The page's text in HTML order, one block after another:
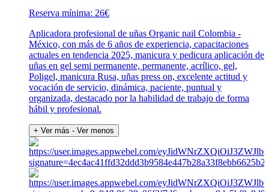
Reserva mínima: 26€
Aplicadora profesional de uñas Organic nail Colombia -
México, con más de 6 años de experiencia, capacitaciones
actuales en tendencia 2025, manicura y pedicura aplicación de
uñas en gel semi permanente, permanente, acrílico, gel,
Poligel, manicura Rusa, uñas press on, excelente actitud y
vocación de servicio, dinámica, paciente, puntual y
organizada, destacado por la habilidad de trabajo de forma
hábil y profesional.
+ Ver más - Ver menos